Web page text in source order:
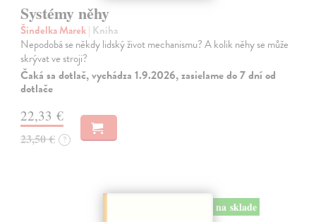
Systémy něhy
Šindelka Marek| Kniha
Nepodobá se někdy lidský život mechanismu? A kolik něhy se může
skrývat ve stroji?
Čaká sa dotlač, vychádza 1.9.2026, zasielame do 7 dní od
dotlače
22,33 €
23,50 € ?
na sklade